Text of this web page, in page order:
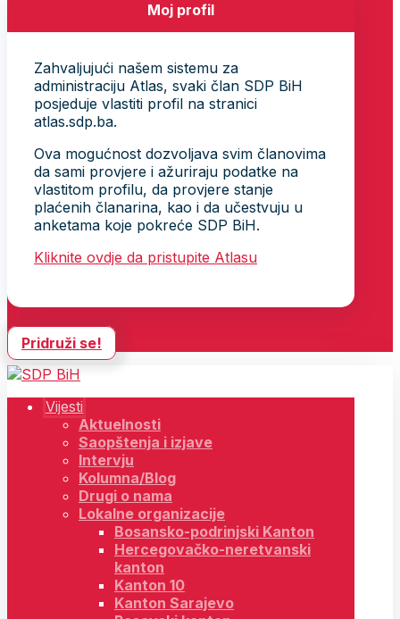
Moj profil
Zahvaljujući našem sistemu za
administraciju Atlas, svaki član SDP BiH
posjeduje vlastiti profil na stranici
atlas.sdp.ba.
Ova mogućnost dozvoljava svim članovima
da sami provjere i ažuriraju podatke na
vlastitom profilu, da provjere stanje
plaćenih članarina, kao i da učestvuju u
anketama koje pokreće SDP BiH.
Kliknite ovdje da pristupite Atlasu
Pridruži se!
Vijesti
Aktuelnosti
Saopštenja i izjave
Intervju
Kolumna/Blog
Drugi o nama
Lokalne organizacije
Bosansko-podrinjski Kanton
Hercegovačko-neretvanski
kanton
Kanton 10
Kanton Sarajevo